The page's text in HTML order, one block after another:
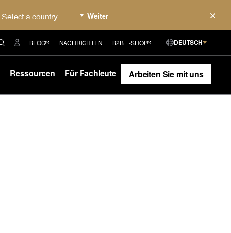
Select a country
BLOG NACHRICHTEN B2B E-SHOP DEUTSCH
Ressourcen Für Fachleute Arbeiten Sie mit uns